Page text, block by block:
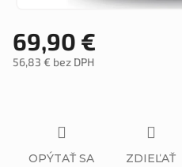
69,90 €
56,83 € bez DPH
OPÝTAŤ SA ZDIEĽAŤ